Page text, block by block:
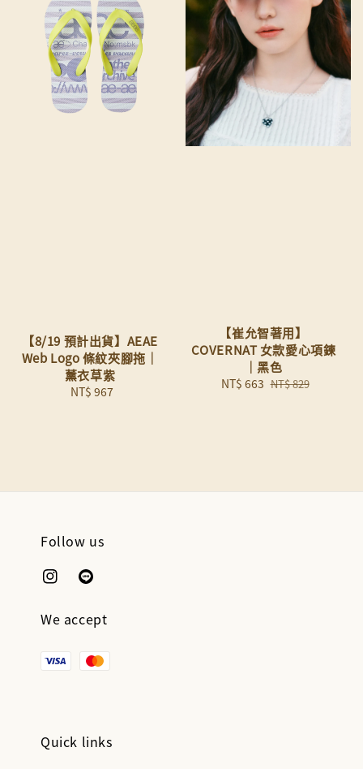
【8/19 預計出貨】AEAE
Web Logo 條紋夾腳拖｜
薰衣草紫
Regular
NT$ 967
【崔允智著用】
COVERNAT 女款愛心項鍊
｜黑色
Sale
NT$ 663 Regular
NT$ 829
Follow us
We accept
Quick links